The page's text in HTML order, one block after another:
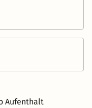
Aufenthalt